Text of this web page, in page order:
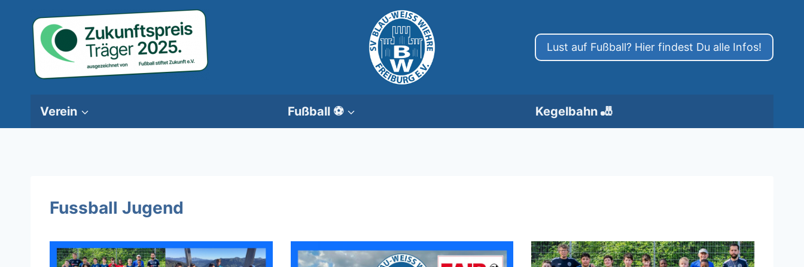
springen
Lust auf Fußball? Hier findest Du alle Infos!
Verein Fußball ⚽️ Kegelbahn 🎳
Fussball Jugend